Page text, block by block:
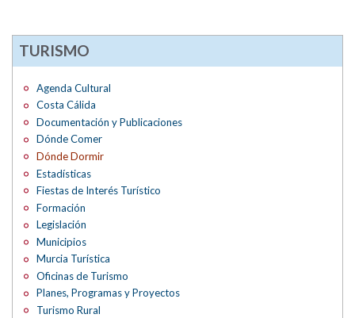
TURISMO
Agenda Cultural
Costa Cálida
Documentación y Publicaciones
Dónde Comer
Dónde Dormir
Estadísticas
Fiestas de Interés Turístico
Formación
Legislación
Municipios
Murcia Turística
Oficinas de Turismo
Planes, Programas y Proyectos
Turismo Rural